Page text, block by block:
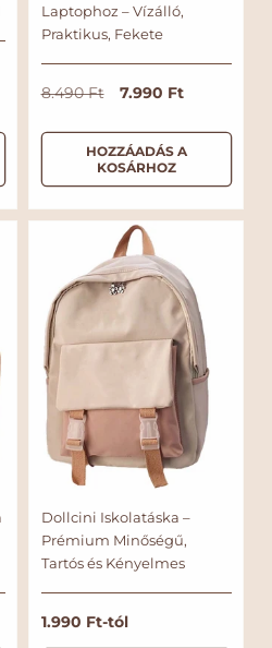
Laptophoz – Vízálló,
Praktikus, Fekete
N
r
á
á
8.490 Ft
A
c
i
ó
á
r
7.990 Ft
HOZZÁADÁS A
KOSÁRHOZ
Dollcini Iskolatáska –
Prémium Minőségű,
Tartós és Kényelmes
N
o
1.990 Ft-tól